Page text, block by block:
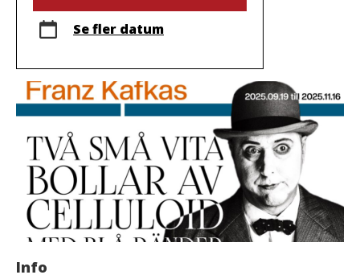
Se fler datum
Info